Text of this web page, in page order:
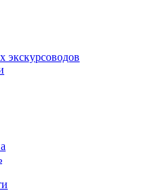
экскурсоводов